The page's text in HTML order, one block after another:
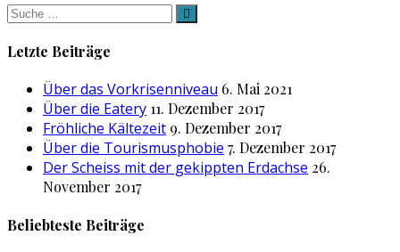
Suche
nach:
Letzte Beiträge
Über das Vorkrisenniveau 6. Mai 2021
Über die Eatery 11. Dezember 2017
Fröhliche Kältezeit 9. Dezember 2017
Über die Tourismusphobie 7. Dezember 2017
Der Scheiss mit der gekippten Erdachse 26.
November 2017
Beliebteste Beiträge